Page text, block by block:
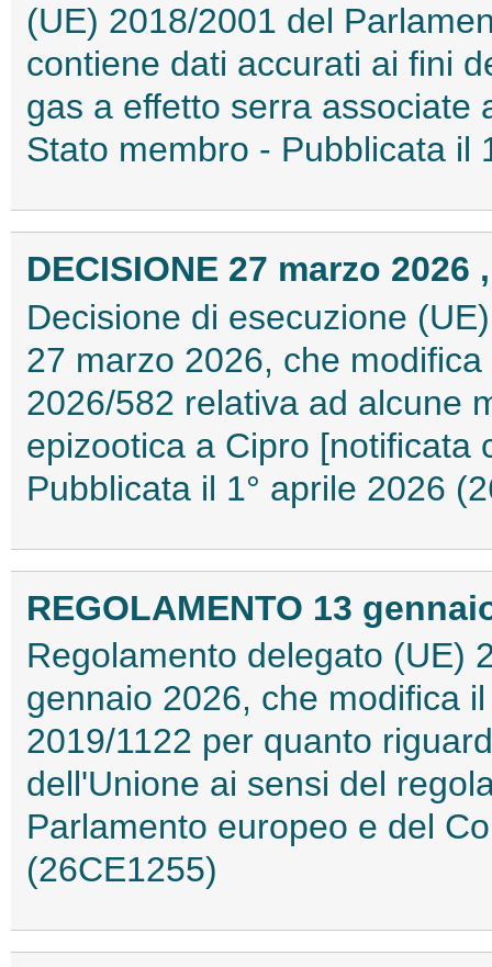
(UE) 2018/2001 del
contiene dati accurati ai fini
gas a effetto serra associate
Stato membro - Pubblicata il
DECISIONE 27 marzo 2026
Decisione di esecuzione
27 marzo 2026, che
2026/582 relativa ad alcune
epizootica a Cipro [notificata
Pubblicata il 1° aprile 2026
REGOLAMENTO 13
Regolamento delegato (UE)
gennaio 2026, che modifica
2019/1122 per quanto
dell'Unione ai sensi del
Parlamento europeo e del
(26CE1255)